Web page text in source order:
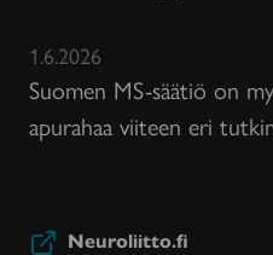
1.6.2026
Suomen MS-säätiö on
apurahaa viiteen eri
Neuroliitto.fi